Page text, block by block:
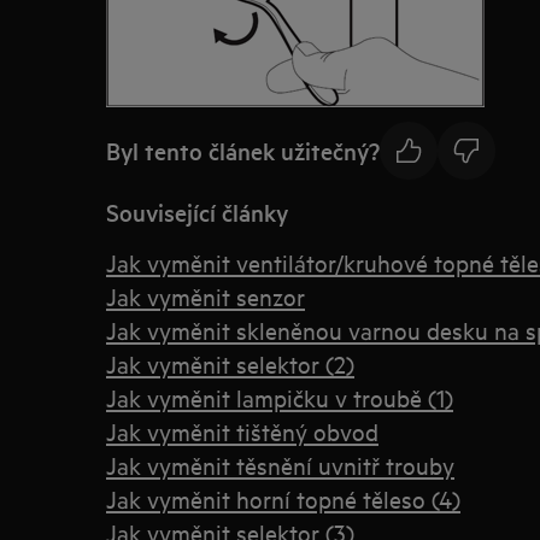
Byl tento článek užitečný?
Související články
Jak vyměnit ventilátor/kruhové topné
Jak vyměnit senzor
Jak vyměnit skleněnou varnou desku na
Jak vyměnit selektor (2)
Jak vyměnit lampičku v troubě (1)
Jak vyměnit tištěný obvod
Jak vyměnit těsnění uvnitř trouby
Jak vyměnit horní topné těleso (4)
Jak vyměnit selektor (3)